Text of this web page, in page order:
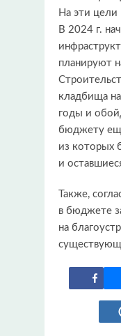
На эти
В 2024 г.
планируют
кладбища
годы и
бюджету
из которых
и
Также,
в бюджете
на